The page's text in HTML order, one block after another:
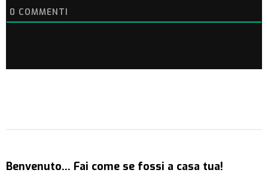
0 COMMENTI
Benvenuto… Fai come se fossi a casa tua!